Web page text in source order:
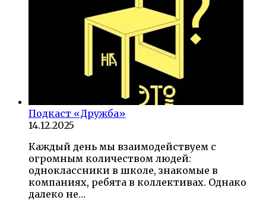
Подкаст «Дружба»
14.12.2025
Каждый день мы взаимодействуем с
огромным количеством людей:
одноклассники в школе, знакомые в
компаниях, ребята в коллективах. Однако
далеко не…